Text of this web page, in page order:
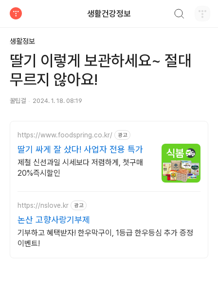
생활건강정보
생활정보
딸기 이렇게 보관하세요~ 절대
무르지 않아요!
꿀팁걸 2024. 1. 18. 08:19
https://www.foodspring.co.kr/ 광고
딸기 싸게 잘 샀다! 사업자 전용 특가
제철 신선과일 시세보다 저렴하게, 첫구매
20%즉시할인
https://nslove.kr 광고
논산 고향사랑기부제
기부하고 혜택받자! 한우막구이, 1등급 한우등심 추가 증정
이벤트!